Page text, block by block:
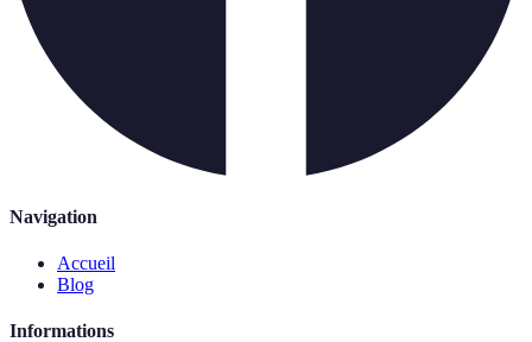
Navigation
Accueil
Blog
Informations